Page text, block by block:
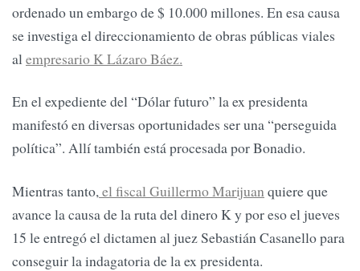
ordenado un embargo de $ 10.000 millones. En esa causa
se investiga el direccionamiento de obras públicas viales
alempresario K Lázaro Báez.
En el expediente del “Dólar futuro” la ex presidenta
manifestó en diversas oportunidades ser una “perseguida
política”. Allí también está procesada por Bonadio.
Mientras tanto,el fiscal Guillermo Marijuan quiere que
avance la causa de la ruta del dinero K y por eso el jueves
15 le entregó el dictamen al juez Sebastián Casanello para
conseguir la indagatoria de la ex presidenta.